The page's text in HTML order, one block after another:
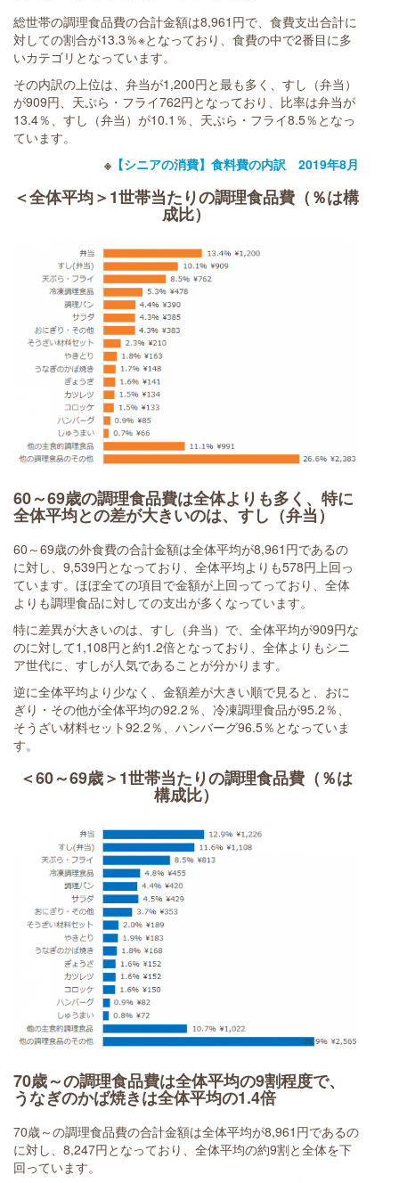
総世帯の調理食品費の合計金額は8,961円で、食費支出合計に
対しての割合が13.3％※となっており、食費の中で2番目に多
いカテゴリとなっています。
その内訳の上位は、弁当が1,200円と最も多く、すし（弁当）
が909円、天ぷら・フライ762円となっており、比率は弁当が
13.4％、すし（弁当）が10.1％、天ぷら・フライ8.5％となっ
ています。
※ 【シニアの消費】食料費の内訳 2019年8月
＜全体平均＞1世帯当たりの調理食品費（％は構
成比）
60～69歳の調理食品費は全体よりも多く、特に
全体平均との差が大きいのは、すし（弁当）
60～69歳の外食費の合計金額は全体平均が8,961円であるの
に対し、9,539円となっており、全体平均よりも578円上回っ
ています。ほぼ全ての項目で金額が上回ってっており、全体
よりも調理食品に対しての支出が多くなっています。
特に差異が大きいのは、すし（弁当）で、全体平均が909円な
のに対して1,108円と約1.2倍となっており、全体よりもシニ
ア世代に、すしが人気であることが分かります。
逆に全体平均より少なく、金額差が大きい順で見ると、おに
ぎり・その他が全体平均の92.2％、冷凍調理食品が95.2％、
そうざい材料セット92.2％、ハンバーグ96.5％となっていま
す。
＜60～69歳＞1世帯当たりの調理食品費（％は
構成比）
70歳～の調理食品費は全体平均の9割程度で、
うなぎのかば焼きは全体平均の1.4倍
70歳～の調理食品費の合計金額は全体平均が8,961円であるの
に対し、8,247円となっており、全体平均の約9割と全体を下
回っています。